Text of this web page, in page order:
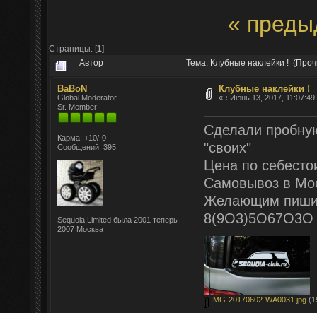
«
Страницы: [1]
Автор Тема: Клубные наклейки !
BaBoN
Global Moderator
Sr. Member
Карма: +10/-0
Сообщений: 395
Sequoia Limited была 2001 теперь
2007 Москва
Клубные наклейки !
« : Июнь 13, 2017, 11:07:49
Сделали
"своих"
Цена по
Самовывоз в
Желающим
8(9О3)5О67О3О
IMG-20170602-WA0031.jpg